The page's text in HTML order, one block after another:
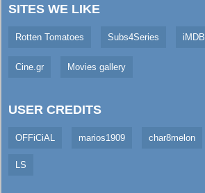
SITES WE LIKE
Rotten Tomatoes Subs4Series iMDB
Cine.gr Movies gallery
USER CREDITS
OFFiCiAL marios1909 char8melon
LS